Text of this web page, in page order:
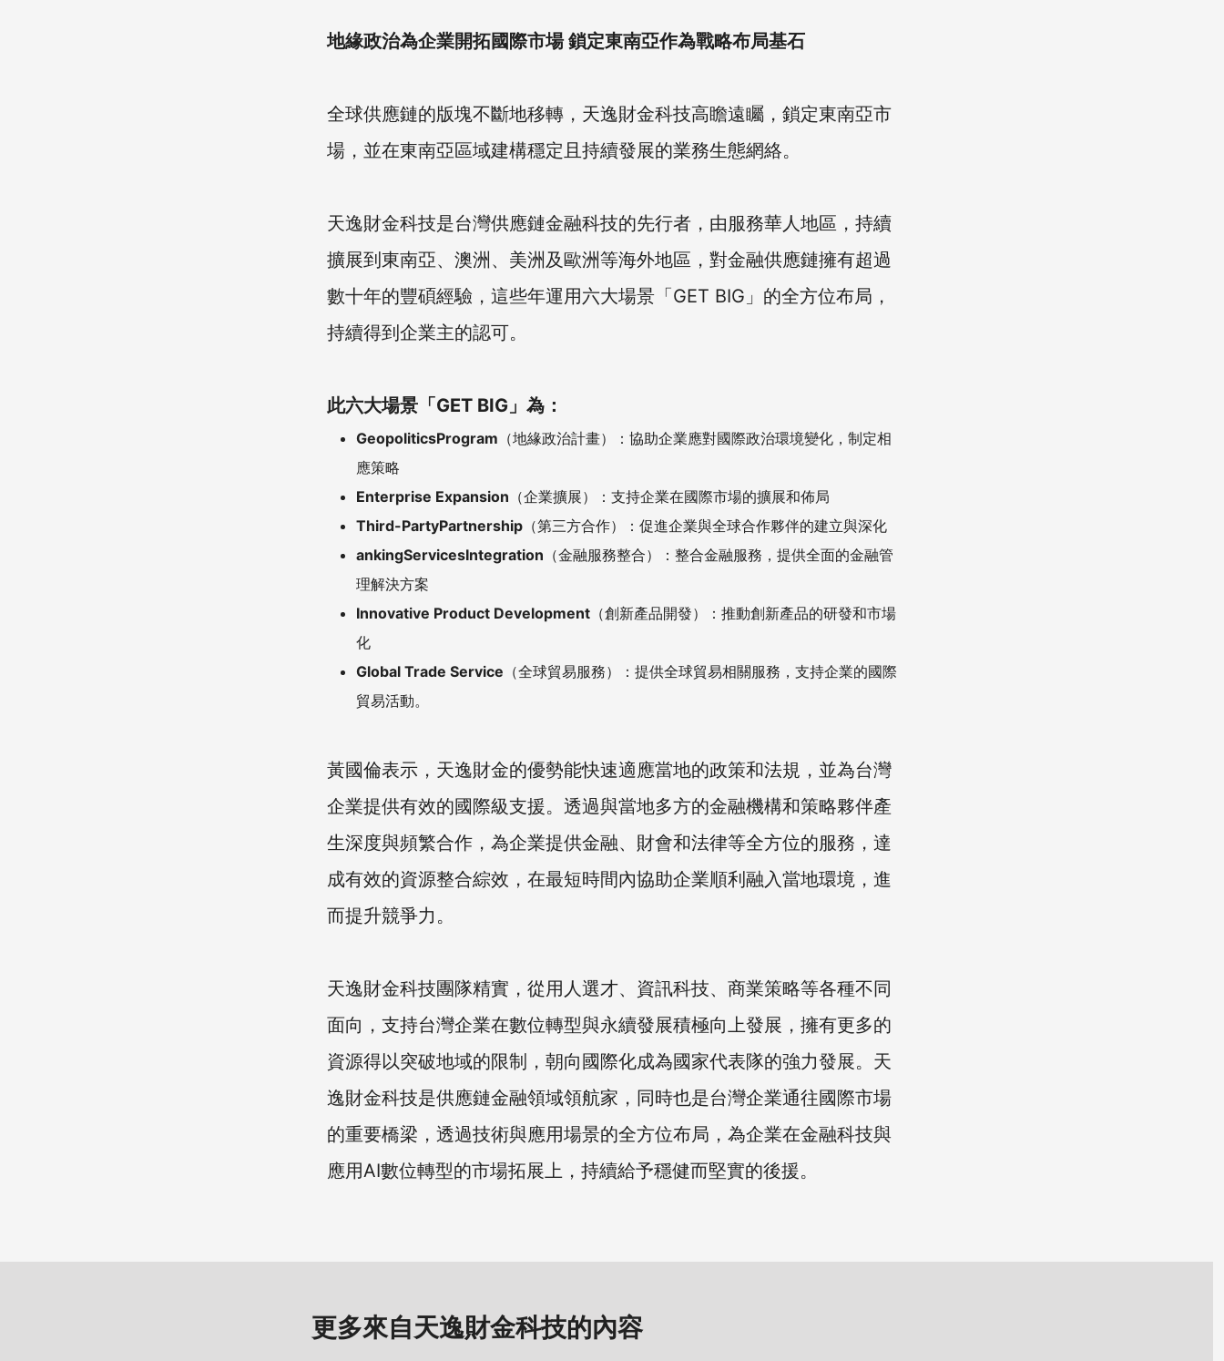
地緣政治為企業開拓國際市場 鎖定東南亞作為戰略布局基石
全球供應鏈的版塊不斷地移轉，天逸財金科技高瞻遠矚，鎖定東南亞市
場，並在東南亞區域建構穩定且持續發展的業務生態網絡。
天逸財金科技是台灣供應鏈金融科技的先行者，由服務華人地區，持續
擴展到東南亞、澳洲、美洲及歐洲等海外地區，對金融供應鏈擁有超過
數十年的豐碩經驗，這些年運用六大場景「GET BIG」的全方位布局，
持續得到企業主的認可。
此六大場景「GET BIG」為：
GeopoliticsProgram （地緣政治計畫）：協助企業應對國際政治環境變化，制定相
應策略
Enterprise Expansion （企業擴展）：支持企業在國際市場的擴展和佈局
Third-PartyPartnership（第三方合作）：促進企業與全球合作夥伴的建立與深化
ankingServicesIntegration （金融服務整合）：整合金融服務，提供全面的金融管
理解決方案
Innovative Product Development（創新產品開發）：推動創新產品的研發和市場
化
Global Trade Service （全球貿易服務）：提供全球貿易相關服務，支持企業的國際
貿易活動。
黃國倫表示，天逸財金的優勢能快速適應當地的政策和法規，並為台灣
企業提供有效的國際級支援。透過與當地多方的金融機構和策略夥伴產
生深度與頻繁合作，為企業提供金融、財會和法律等全方位的服務，達
成有效的資源整合綜效，在最短時間內協助企業順利融入當地環境，進
而提升競爭力。
天逸財金科技團隊精實，從用人選才、資訊科技、商業策略等各種不同
面向，支持台灣企業在數位轉型與永續發展積極向上發展，擁有更多的
資源得以突破地域的限制，朝向國際化成為國家代表隊的強力發展。天
逸財金科技是供應鏈金融領域領航家，同時也是台灣企業通往國際市場
的重要橋梁，透過技術與應用場景的全方位布局，為企業在金融科技與
應用AI數位轉型的市場拓展上，持續給予穩健而堅實的後援。
更多來自天逸財金科技的內容